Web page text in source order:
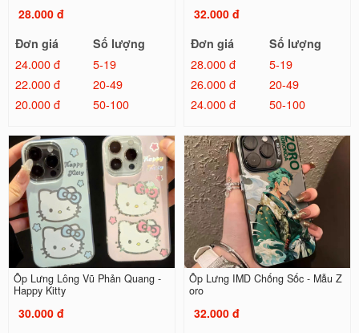
28.000 đ
Đơn giá
Số lượng
24.000 đ
5-19
22.000 đ
20-49
20.000 đ
50-100
32.000 đ
Đơn giá
Số lượng
28.000 đ
5-19
26.000 đ
20-49
24.000 đ
50-100
Ốp Lưng Lông Vũ Phản Quang -
Happy Kitty
30.000 đ
Ốp Lưng IMD Chống Sốc - Mẫu Z
oro
32.000 đ